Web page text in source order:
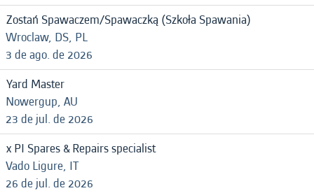
Zostań Spawaczem/Spawaczką (Szkoła Spawania)
Wroclaw, DS, PL
3 de ago. de 2026
Yard Master
Nowergup, AU
23 de jul. de 2026
x PI Spares & Repairs specialist
Vado Ligure, IT
26 de jul. de 2026